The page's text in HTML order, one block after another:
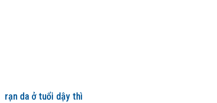
rạn da ở tuổi dậy thì